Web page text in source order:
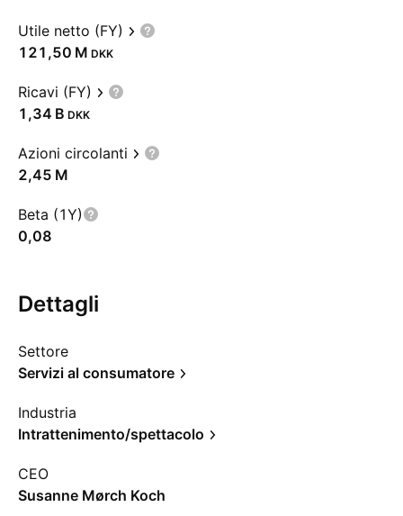
Utile netto (FY)
‪121,50 M‬ DKK
Ricavi (FY)
‪1,34 B‬ DKK
Azioni circolanti
‪2,45 M‬
Beta (1Y)
0,08
Dettagli
Settore
Servizi al consumatore
Industria
Intrattenimento/spettacolo
CEO
Susanne Mørch Koch